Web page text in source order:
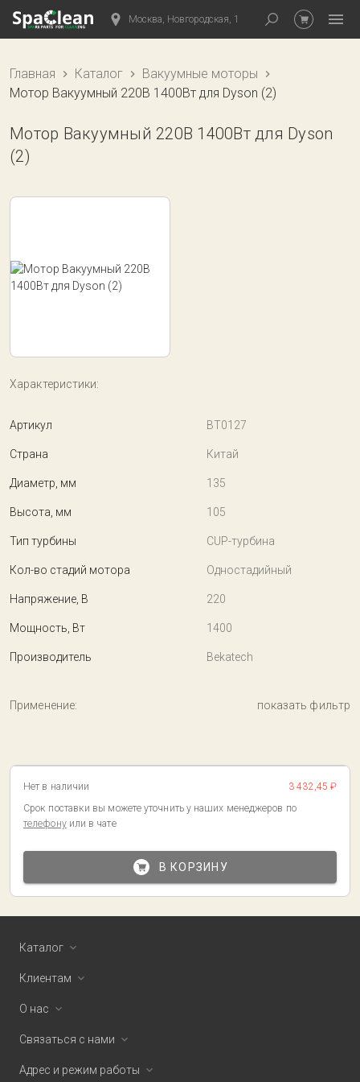
Москва, Новгородская, 1
Главная Каталог
Вакуумные моторы
Мотор Вакуумный 220В 1400Вт для Dyson (2)
Мотор Вакуумный 220В 1400Вт для Dyson
(2)
Характеристики:
Артикул BT0127
Страна Китай
Диаметр, мм 135
Высота, мм 105
Тип турбины CUP-турбина
Кол-во стадий мотора Одностадийный
Напряжение, В 220
Мощность, Вт 1400
Производитель Bekatech
Применение: показать фильтр
Нет в наличии
3 432,45 ₽
Срок поставки вы можете уточнить у наших менеджеров по
телефону или в чате
В КОРЗИНУ
Каталог
Клиентам
О нас
Связаться с нами
Адрес и режим работы